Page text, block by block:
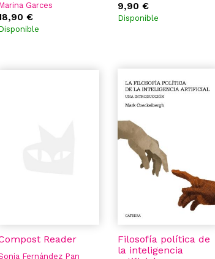
Garces
€
9,90 €
Disponible
Reader
Fernández Pan
Filosofía política de
la inteligencia